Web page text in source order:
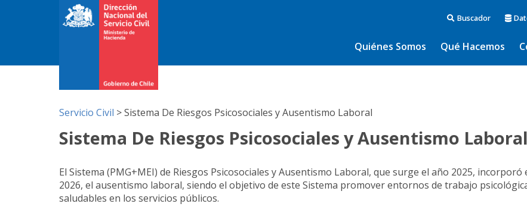
Buscador
Quiénes Somos Qué Hacemos
Servicio Civil >Sistema De Riesgos Psicosociales y Ausentismo Laboral
Sistema De Riesgos Psicosociales y Ausentismo Laboral
El Sistema (PMG+MEI) de Riesgos Psicosociales y Ausentismo Laboral, que surge el año 2025, incorporó
2026, el ausentismo laboral, siendo el objetivo de este Sistema promover entornos de trabajo
saludables en los servicios públicos.